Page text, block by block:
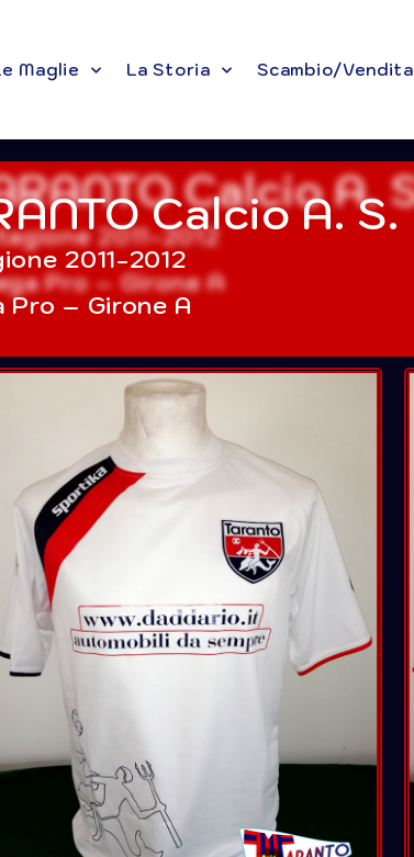
Maglie La Storia Scambio/Vendita
Calcio A. S.
2011-2012
Pro – Girone A